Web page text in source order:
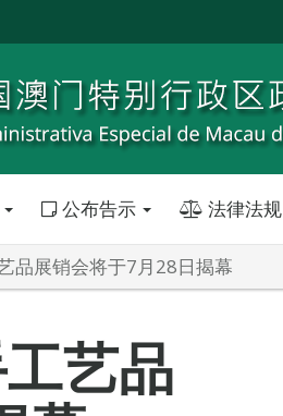
公布告示 法律法规
品展销会将于7月28日揭幕
艺品